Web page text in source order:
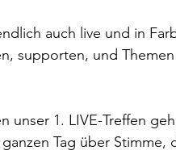
auch live und in
supporten, und
unser 1. LIVE-Treffen
Tag über Stimme,